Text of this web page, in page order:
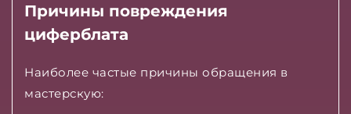
Причины повреждения
циферблата
Наиболее частые причины обращения в
мастерскую: